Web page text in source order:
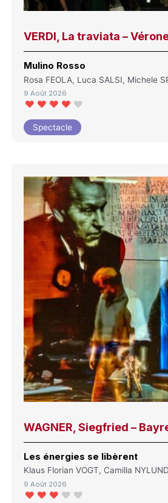
VERDI, La traviata –
Mulino Rosso
Rosa FEOLA, Luca SALSI, Michele
9 Août 2026
Spectacle
WAGNER, Siegfried –
Les énergies se libèrent
Klaus Florian VOGT, Camilla
9 Août 2026